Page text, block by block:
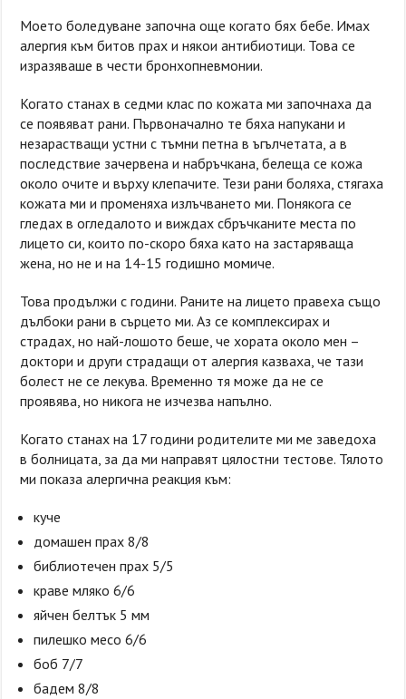
Моето боледуване започна още когато бях бебе. Имах
алергия към битов прах и някои антибиотици. Това се
изразяваше в чести бронхопневмонии.
Когато станах в седми клас по кожата ми започнаха да
се появяват рани. Първоначално те бяха напукани и
незарастващи устни с тъмни петна в ъгълчетата, а в
последствие зачервена и набръчкана, белеща се кожа
около очите и върху клепачите. Тези рани боляха, стягаха
кожата ми и променяха излъчването ми. Понякога се
гледах в огледалото и виждах сбръчканите места по
лицето си, които по-скоро бяха като на застаряваща
жена, но не и на 14-15 годишно момиче.
Това продължи с години. Раните на лицето правеха също
дълбоки рани в сърцето ми. Аз се комплексирах и
страдах, но най-лошото беше, че хората около мен –
доктори и други страдащи от алергия казваха, че тази
болест не се лекува. Временно тя може да не се
проявява, но никога не изчезва напълно.
Когато станах на 17 години родителите ми ме заведоха
в болницата, за да ми направят цялостни тестове. Тялото
ми показа алергична реакция към:
куче
домашен прах 8/8
библиотечен прах 5/5
краве мляко 6/6
яйчен белтък 5 мм
пилешко месо 6/6
боб 7/7
бадем 8/8